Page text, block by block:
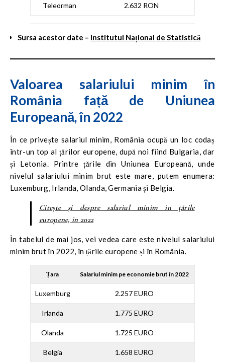
Teleorman 2.632 RON
Sursa acestor date – Institutul Național de Statistică
Valoarea salariului minim în
România față de Uniunea
Europeană, în 2022
În ce privește salariul minim, România ocupă un loc codaș
într-un top al țărilor europene, după noi fiind Bulgaria, dar
și Letonia. Printre țările din Uniunea Europeană, unde
nivelul salariului minim brut este mare, putem enumera:
Luxemburg, Irlanda, Olanda, Germania și Belgia.
Citește și despre salariul minim în țările
europene, în 2022
În tabelul de mai jos, vei vedea care este nivelul salariului
minim brut în 2022, în țările europene și în România.
Țara Salariul minim pe economie brut în 2022
Luxemburg 2.257 EURO
Irlanda 1.775 EURO
Olanda 1.725 EURO
Belgia 1.658 EURO